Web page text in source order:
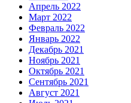
Апрель 2022
Март 2022
Февраль 2022
Январь 2022
Декабрь 2021
Ноябрь 2021
Октябрь 2021
Сентябрь 2021
Август 2021